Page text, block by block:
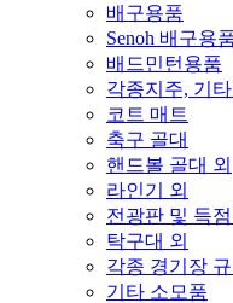
배구용품
Senoh 배구용
배드민턴용품
각종지주, 기
코트 매트
축구 골대
핸드볼 골대 외
라인기 외
전광판 및 득
탁구대 외
각종 경기장
기타 소모품